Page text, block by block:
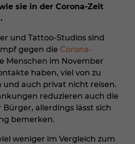
sie in der Corona-Zeit
und Tattoo-Studios sind
gegen die Corona-
Menschen im November
haben, viel von zu
und auch privat nicht reisen.
reduzieren auch die
allerdings lässt sich
bemerken.
weniger im Vergleich zum